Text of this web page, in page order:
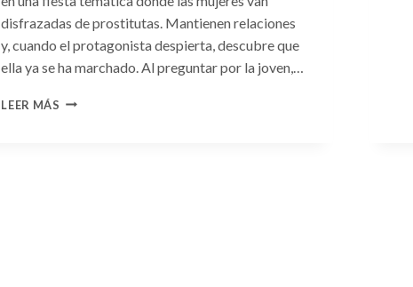
disfrazadas de prostitutas. Mantienen relaciones
y, cuando el protagonista despierta, descubre que
ella ya se ha marchado. Al preguntar por la joven,…
LEER MÁS CONSULTA